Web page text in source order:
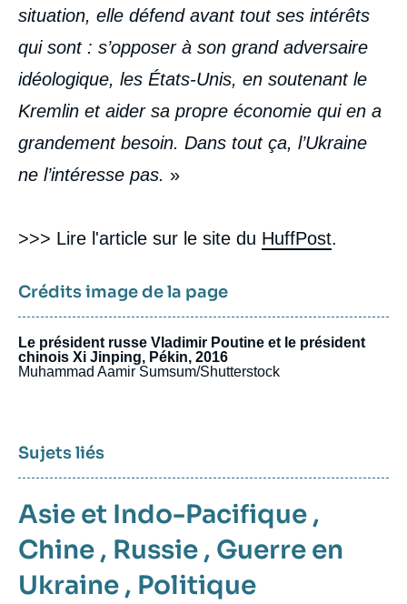
situation, elle défend avant tout ses intérêts
qui sont : s’opposer à son grand adversaire
idéologique, les États-Unis, en soutenant le
Kremlin et aider sa propre économie qui en a
grandement besoin. Dans tout ça, l’Ukraine
ne l’intéresse pas. »
>>> Lire l'article sur le site du HuffPost.
Crédits image de la page
Le président russe Vladimir Poutine et le président
chinois Xi Jinping, Pékin, 2016
Muhammad Aamir Sumsum/Shutterstock
Sujets liés
Asie et Indo-Pacifique ,
Chine , Russie , Guerre en
Ukraine , Politique